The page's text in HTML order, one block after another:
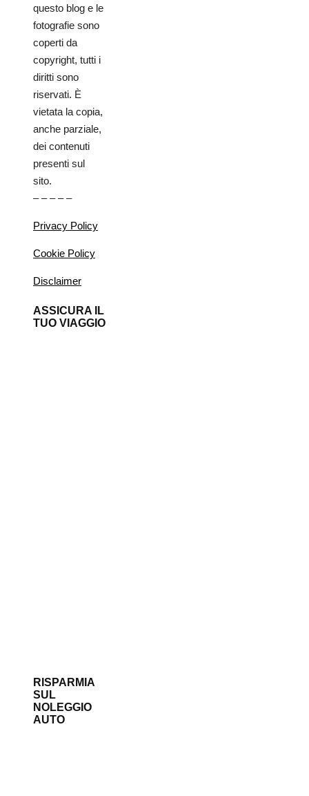
questo blog e le
fotografie sono
coperti da
copyright, tutti i
diritti sono
riservati. È
vietata la copia,
anche parziale,
dei contenuti
presenti sul
sito.
– – – – –
Privacy Policy
Cookie Policy
Disclaimer
ASSICURA IL
TUO VIAGGIO
RISPARMIA
SUL
NOLEGGIO
AUTO